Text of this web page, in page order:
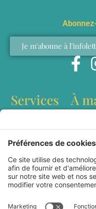
Je m'abonne à
Services
interculturelles
Ateliers de
Création de
contenu
Station
culinaire
À